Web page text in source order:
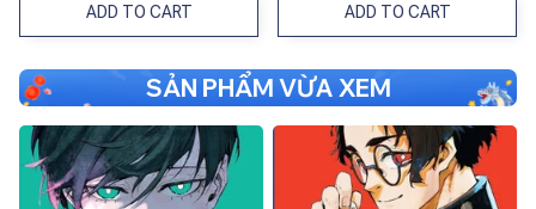
ADD TO CART ADD TO CART
SẢN PHẨM VỪA XEM